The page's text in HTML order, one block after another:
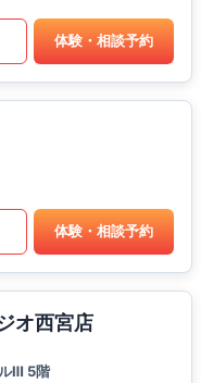
体験・相談予約
体験・相談予約
オ西宮店
Ⅲ 5階